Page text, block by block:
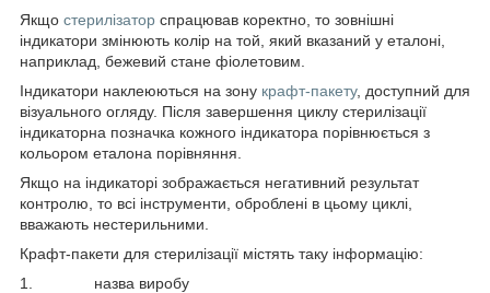
Якщо стерилізатор спрацював коректно, то зовнішні
індикатори змінюють колір на той, який вказаний у еталоні,
наприклад, бежевий стане фіолетовим.
Індикатори наклеюються на зону крафт-пакету, доступний для
візуального огляду. Після завершення циклу стерилізації
індикаторна позначка кожного індикатора порівнюється з
кольором еталона порівняння.
Якщо на індикаторі зображається негативний результат
контролю, то всі інструменти, оброблені в цьому циклі,
вважають нестерильними.
Крафт-пакети для стерилізації містять таку інформацію:
1. назва виробу